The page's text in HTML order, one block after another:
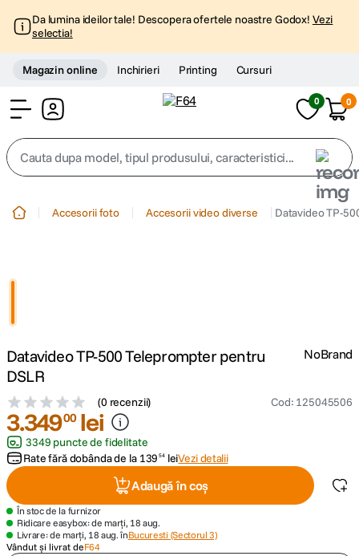
Da lumina ideilor tale! Descopera ofertele noastre Godox! Vezi
selectia!
Magazin online Inchirieri Printing Cursuri
0 0
Cauta dupa model, tipul produsului, caracteristici...
4. peak design
canon sx740 hs
. lavaliera
card memorie
8. ulanzi
9. insta 360
Accesorii foto Accesorii video diverse Datavideo TP-
Datavideo TP-500 Teleprompter pentru
DSLR
(0 recenzii) Cod: 125045506
NoBrand
3.34900 lei
3349 puncte de fidelitate
Rate fără dobânda de la 139 54 leiVezi detalii
Adaugă în coș
În stoc de la furnizor
Ridicare easybox: de marți, 18 aug.
Livrare: de marți, 18 aug. înBucuresti (Sectorul 3)
Vândut și livrat deF64